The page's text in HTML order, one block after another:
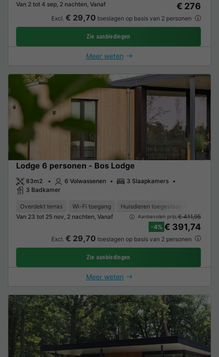
Van 2 tot 4 sep, 2 nachten, Vanaf
€ 276
Excl. € 29,70 toeslagen op basis van 2 personen
Zie aanbiedingen
Meer weten
Lodge 6 personen - Bos Lodge
83m2 6 Volwassenen
3 Slaapkamers
3 Badkamer
Overdekt terras Wi-Fi toegang Huisdieren toegestaan *
Van 23 tot 25 nov, 2 nachten, Vanaf
Aanbevolen prijs:€ 411,95
-4% € 391,74
Excl. € 29,70 toeslagen op basis van 2 personen
Zie aanbiedingen
Meer weten